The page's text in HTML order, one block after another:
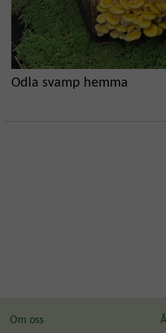
Odla svamp hemma
Om oss